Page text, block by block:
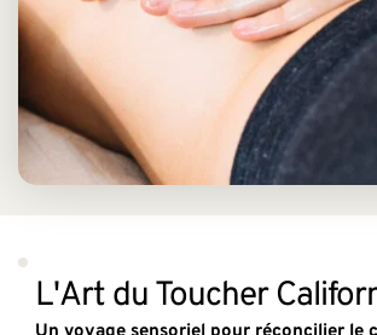
L'Art du Toucher